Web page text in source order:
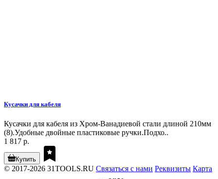
Кусачки для кабеля
Кусачки для кабеля из Хром-Ванадиевой стали длиной 210мм
(8).Удобные двойные пластиковые ручки.Подхо..
1 817 р.
Купить
© 2017-2026 31TOOLS.RU Связаться с нами Реквизиты Карта